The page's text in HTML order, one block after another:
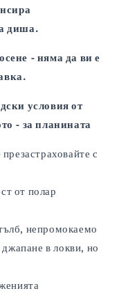
диша.
- няма да ви е
условия от
- за планината
презастраховайте с
от полар
непромокаемо
в локви, но